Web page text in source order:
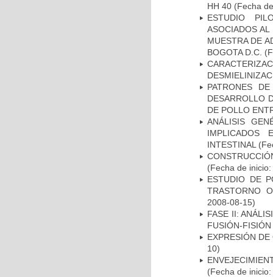
HH 40 (Fecha
ESTUDIO
ASOCIADOS
MUESTRA DE
BOGOTA D.C.
PATRONES
DESARROLLO
DE POLLO
ANÁLISIS
IMPLICADOS
INTESTINAL
(Fecha de
ESTUDIO DE
TRASTORNO
2008-08-15)
FASE II:
FUSIÓN-
EXPRESIÓN
10)
(Fecha de